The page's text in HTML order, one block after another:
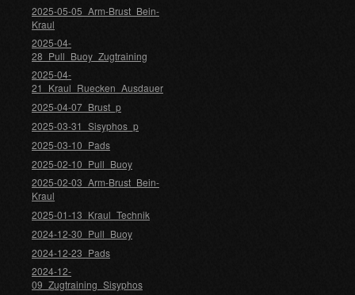
2025-05-05_Arm-Brust_Bein-
Kraul
2025-04-
28_Pull_Buoy_Zugtraining
2025-04-
21_Kraul_Ruecken_Ausdauer
2025-04-07_Brust_p
2025-03-31_Sisyphos_p
2025-03-10_Pads
2025-02-10_Pull_Buoy
2025-02-03_Arm-Brust_Bein-
Kraul
2025-01-13_Kraul_Technik
2024-12-30_Pull_Buoy
2024-12-23_Pads
2024-12-
09_Zugtraining_Sisyphos